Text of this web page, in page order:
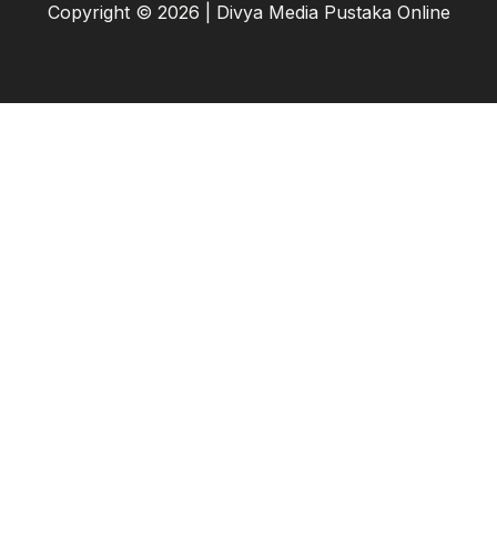
Copyright © 2026 | Divya Media Pustaka Online